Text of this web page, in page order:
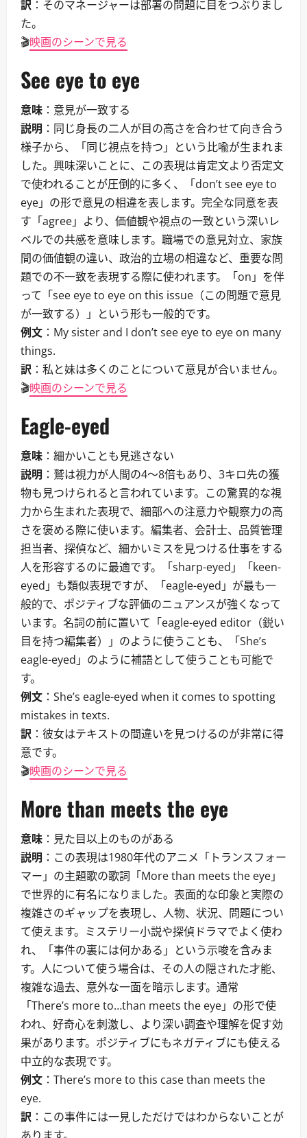
訳 ：そのマネージャーは部署の問題に目をつぶりまし
た。
🎬映画のシーンで見る
See eye to eye
意味 ：意見が一致する
説明 ：同じ身長の二人が目の高さを合わせて向き合う
様子から、「同じ視点を持つ」という比喩が生まれま
した。興味深いことに、この表現は肯定文より否定文
で使われることが圧倒的に多く、「don’t see eye to
eye」の形で意見の相違を表します。完全な同意を表
す「agree」より、価値観や視点の一致という深いレ
ベルでの共感を意味します。職場での意見対立、家族
間の価値観の違い、政治的立場の相違など、重要な問
題での不一致を表現する際に使われます。「on」を伴
って「see eye to eye on this issue（この問題で意見
が一致する）」という形も一般的です。
例文 ：My sister and I don’t see eye to eye on many
things.
訳 ：私と妹は多くのことについて意見が合いません。
🎬映画のシーンで見る
Eagle-eyed
意味 ：細かいことも見逃さない
説明 ：鷲は視力が人間の4〜8倍もあり、3キロ先の獲
物も見つけられると言われています。この驚異的な視
力から生まれた表現で、細部への注意力や観察力の高
さを褒める際に使います。編集者、会計士、品質管理
担当者、探偵など、細かいミスを見つける仕事をする
人を形容するのに最適です。「sharp-eyed」「keen-
eyed」も類似表現ですが、「eagle-eyed」が最も一
般的で、ポジティブな評価のニュアンスが強くなって
います。名詞の前に置いて「eagle-eyed editor（鋭い
目を持つ編集者）」のように使うことも、「She’s
eagle-eyed」のように補語として使うことも可能で
す。
例文 ：She’s eagle-eyed when it comes to spotting
mistakes in texts.
訳 ：彼女はテキストの間違いを見つけるのが非常に得
意です。
🎬映画のシーンで見る
More than meets the eye
意味 ：見た目以上のものがある
説明 ：この表現は1980年代のアニメ「トランスフォー
マー」の主題歌の歌詞「More than meets the eye」
で世界的に有名になりました。表面的な印象と実際の
複雑さのギャップを表現し、人物、状況、問題につい
て使えます。ミステリー小説や探偵ドラマでよく使わ
れ、「事件の裏には何かある」という示唆を含みま
す。人について使う場合は、その人の隠された才能、
複雑な過去、意外な一面を暗示します。通常
「There’s more to…than meets the eye」の形で使
われ、好奇心を刺激し、より深い調査や理解を促す効
果があります。ポジティブにもネガティブにも使える
中立的な表現です。
例文 ：There’s more to this case than meets the
eye.
訳 ：この事件には一見しただけではわからないことが